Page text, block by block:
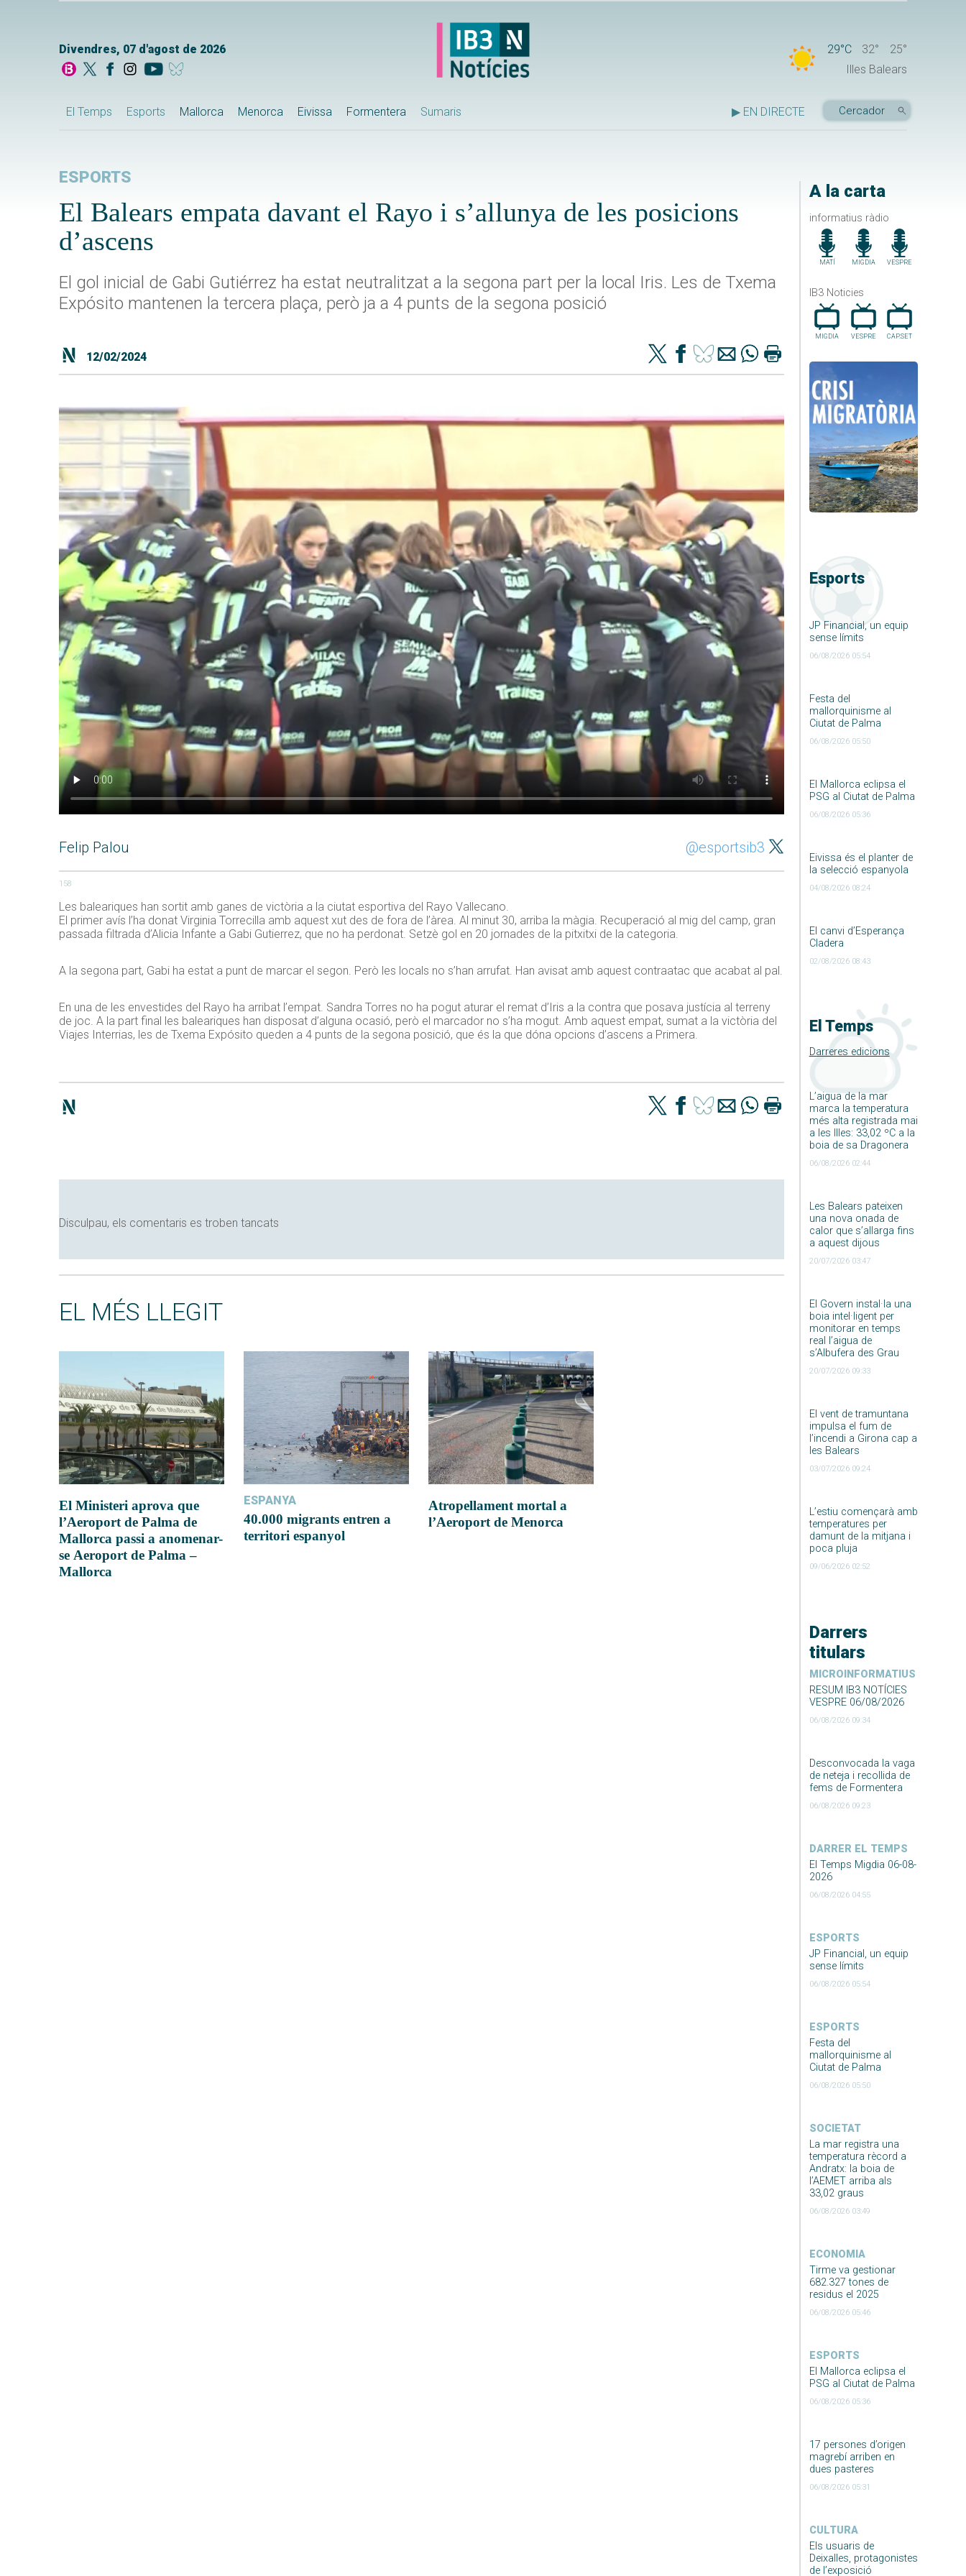
Divendres, 07 d'agost de 2026 29°C 32°
25°
Illes Balears
El Temps Esports Mallorca Menorca Eivissa Formentera Sumaris ▶ EN DIRECTE
A la carta
informatius ràdio
MATÍ MIGDIA VESPRE
IB3 Noticies
MIGDIA VESPRE CAP.SET
Esports
JP Financial, un equip
sense límits
06/08/2026 05:54
Festa del
mallorquinisme al
Ciutat de Palma
06/08/2026 05:50
El Mallorca eclipsa el
PSG al Ciutat de Palma
06/08/2026 05:36
Eivissa és el planter de
la selecció espanyola
04/08/2026 08:24
El canvi d’Esperança
Cladera
02/08/2026 08:43
El Temps
Darreres edicions
L’aigua de la mar
marca la temperatura
més alta registrada mai
a les Illes: 33,02 ºC a la
boia de sa Dragonera
06/08/2026 02:44
Les Balears pateixen
una nova onada de
calor que s’allarga fins
a aquest dijous
20/07/2026 03:47
El Govern instal·la una
boia intel·ligent per
monitorar en temps
real l’aigua de
s’Albufera des Grau
20/07/2026 09:33
El vent de tramuntana
impulsa el fum de
l’incendi a Girona cap a
les Balears
03/07/2026 09:24
L’estiu començarà amb
temperatures per
damunt de la mitjana i
poca pluja
09/06/2026 02:52
Darrers
titulars
MICROINFORMATIUS
RESUM IB3 NOTÍCIES
VESPRE 06/08/2026
06/08/2026 09:34
Desconvocada la vaga
de neteja i recollida de
fems de Formentera
06/08/2026 09:23
DARRER EL TEMPS
El Temps Migdia 06-08-
2026
06/08/2026 04:55
ESPORTS
JP Financial, un equip
sense límits
06/08/2026 05:54
ESPORTS
Festa del
mallorquinisme al
Ciutat de Palma
06/08/2026 05:50
SOCIETAT
La mar registra una
temperatura rècord a
Andratx: la boia de
l’AEMET arriba als
33,02 graus
06/08/2026 03:49
ECONOMIA
Tirme va gestionar
682.327 tones de
residus el 2025
06/08/2026 05:46
ESPORTS
El Mallorca eclipsa el
PSG al Ciutat de Palma
06/08/2026 05:36
17 persones d’origen
magrebí arriben en
dues pasteres
06/08/2026 05:31
CULTURA
Els usuaris de
Deixalles, protagonistes
de l’exposició
ESPORTS
El Balears empata davant el Rayo i s’allunya de les posicions
d’ascens
El gol inicial de Gabi Gutiérrez ha estat neutralitzat a la segona part per la local Iris. Les de Txema
Expósito mantenen la tercera plaça, però ja a 4 punts de la segona posició
12/02/2024
Felip Palou @esportsib3
158
Les baleariques han sortit amb ganes de victòria a la ciutat esportiva del Rayo Vallecano.
El primer avís l’ha donat Virginia Torrecilla amb aquest xut des de fora de l’àrea. Al minut 30, arriba la màgia. Recuperació al mig del camp, gran
passada filtrada d’Alicia Infante a Gabi Gutierrez, que no ha perdonat. Setzè gol en 20 jornades de la pitxitxi de la categoria.
A la segona part, Gabi ha estat a punt de marcar el segon. Però les locals no s’han arrufat. Han avisat amb aquest contraatac que acabat al pal.
En una de les envestides del Rayo ha arribat l’empat. Sandra Torres no ha pogut aturar el remat d’Iris a la contra que posava justícia al terreny
de joc. A la part final les baleariques han disposat d’alguna ocasió, però el marcador no s’ha mogut. Amb aquest empat, sumat a la victòria del
Viajes Interrias, les de Txema Expósito queden a 4 punts de la segona posició, que és la que dóna opcions d’ascens a Primera.
Disculpau, els comentaris es troben tancats
EL MÉS LLEGIT
El Ministeri aprova que
l’Aeroport de Palma de
Mallorca passi a anomenar-
se Aeroport de Palma –
Mallorca
ESPANYA
40.000 migrants entren a
territori espanyol
Atropellament mortal a
l’Aeroport de Menorca